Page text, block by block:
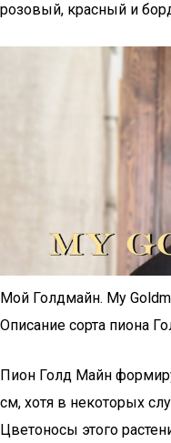
розовый, красный и
Мой Голдмайн. My
Описание сорта пиона
Пион Голд Майн
см, хотя в некоторых
Цветоносы этого